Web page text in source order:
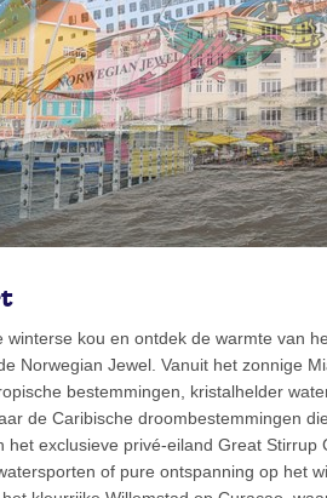
winterse kou en ontdek de warmte van
Norwegian Jewel. Vanuit het zonnige
bestemmingen, kristalhelder
de Caribische droombestemmingen
het exclusieve privé-eiland Great Stirrup
of pure ontspanning op het